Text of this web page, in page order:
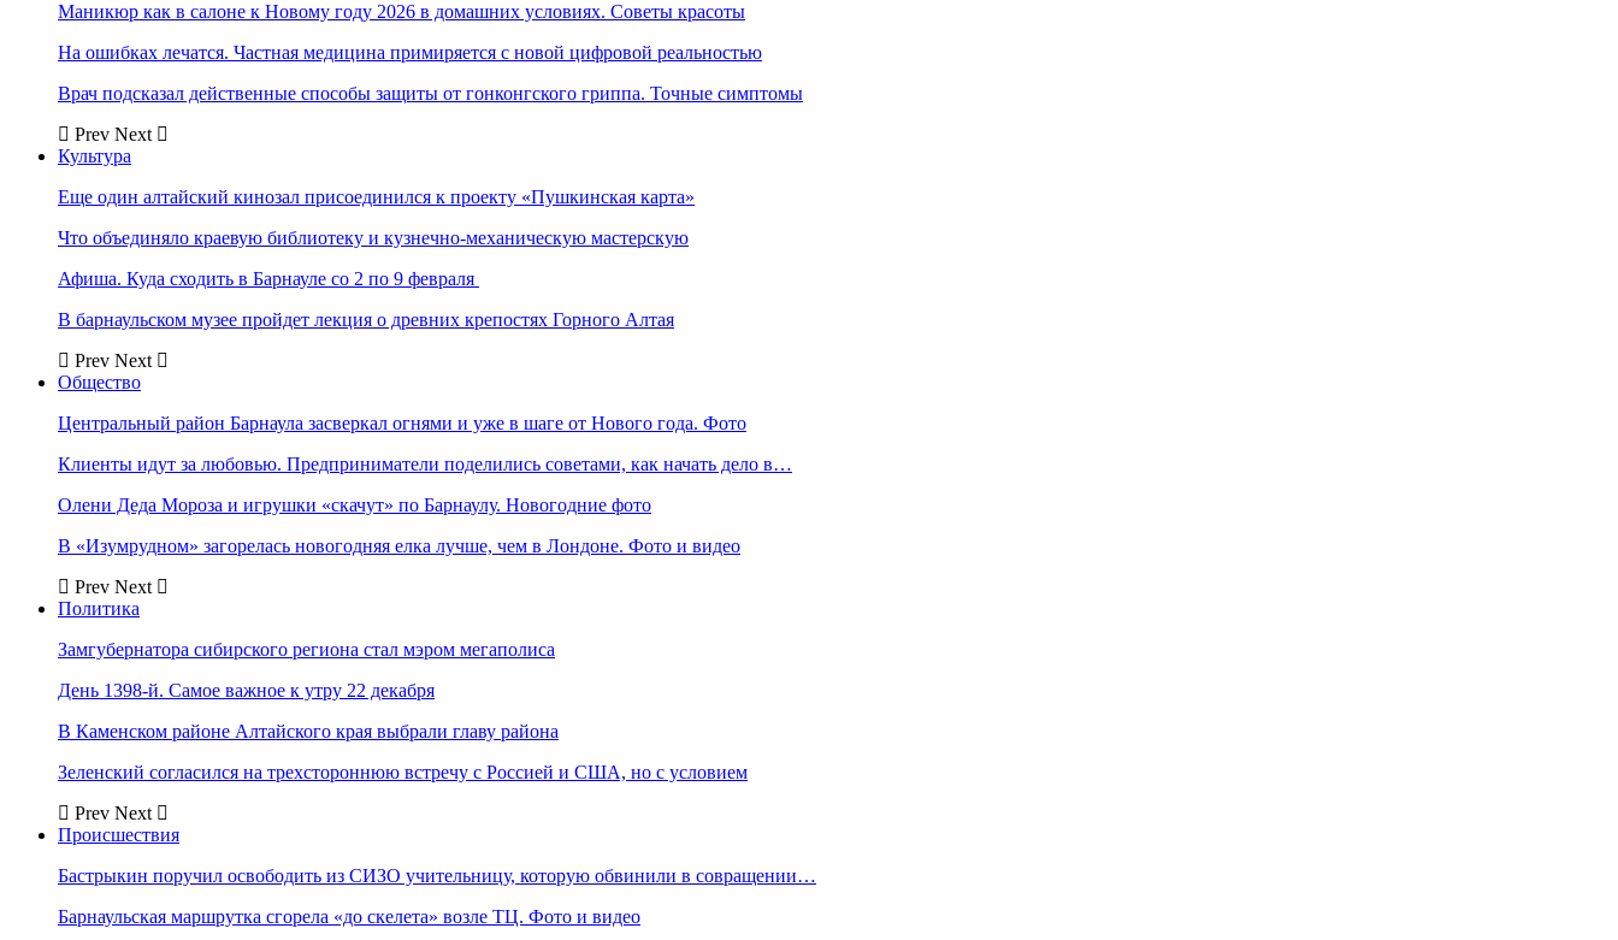
Маникюр как в салоне к Новому году 2026 в домашних условиях. Советы красоты
На ошибках лечатся. Частная медицина примиряется с новой цифровой реальностью
Врач подсказал действенные способы защиты от гонконгского гриппа. Точные симптомы
Prev Next
Культура
Еще один алтайский кинозал присоединился к проекту «Пушкинская карта»
Что объединяло краевую библиотеку и кузнечно-механическую мастерскую
Афиша. Куда сходить в Барнауле со 2 по 9 февраля
В барнаульском музее пройдет лекция о древних крепостях Горного Алтая
Prev Next
Общество
Центральный район Барнаула засверкал огнями и уже в шаге от Нового года. Фото
Клиенты идут за любовью. Предприниматели поделились советами, как начать дело в…
Олени Деда Мороза и игрушки «скачут» по Барнаулу. Новогодние фото
В «Изумрудном» загорелась новогодняя елка лучше, чем в Лондоне. Фото и видео
Prev Next
Политика
Замгубернатора сибирского региона стал мэром мегаполиса
День 1398-й. Самое важное к утру 22 декабря
В Каменском районе Алтайского края выбрали главу района
Зеленский согласился на трехстороннюю встречу с Россией и США, но с условием
Prev Next
Происшествия
Бастрыкин поручил освободить из СИЗО учительницу, которую обвинили в совращении…
Барнаульская маршрутка сгорела «до скелета» возле ТЦ. Фото и видео